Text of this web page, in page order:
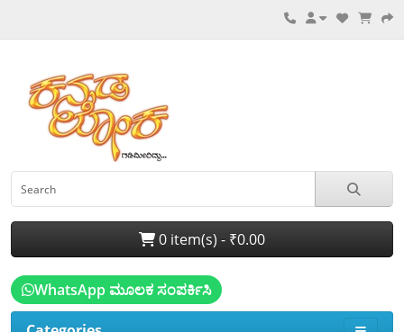
0 item(s) - ₹0.00
WhatsApp ಮೂಲಕ ಸಂಪರ್ಕಿಸಿ